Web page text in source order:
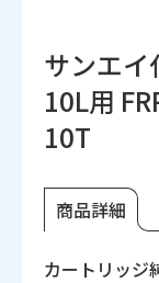
サンエイ
10L用
10T
商品詳細
カートリッジ